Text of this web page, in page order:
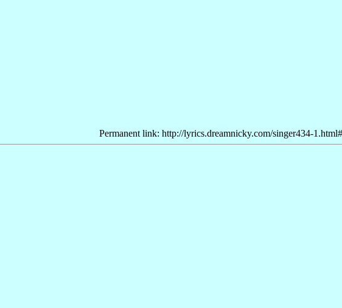
Permanent link: http://lyrics.dreamnicky.com/singer434-